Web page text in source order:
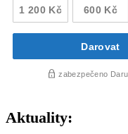
Aktuality: